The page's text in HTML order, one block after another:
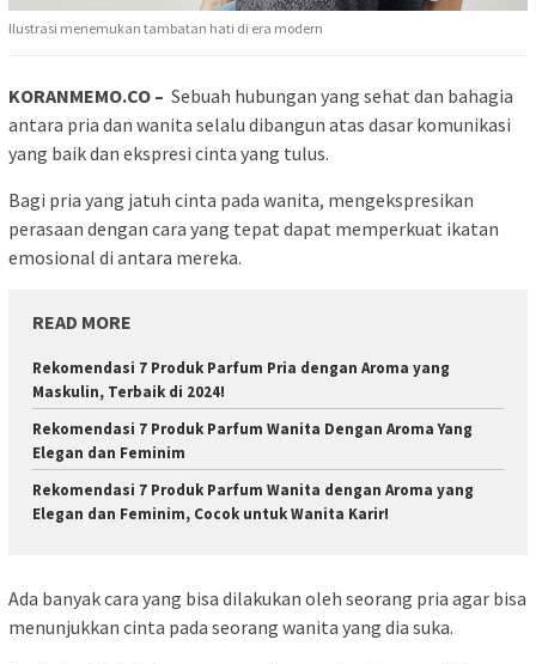
Ilustrasi menemukan tambatan hati di era modern
KORANMEMO.CO – Sebuah hubungan yang sehat dan bahagia
antara pria dan wanita selalu dibangun atas dasar komunikasi
yang baik dan ekspresi cinta yang tulus.
Bagi pria yang jatuh cinta pada wanita, mengekspresikan
perasaan dengan cara yang tepat dapat memperkuat ikatan
emosional di antara mereka.
READ MORE
Rekomendasi 7 Produk Parfum Pria dengan Aroma yang
Maskulin, Terbaik di 2024!
Rekomendasi 7 Produk Parfum Wanita Dengan Aroma Yang
Elegan dan Feminim
Rekomendasi 7 Produk Parfum Wanita dengan Aroma yang
Elegan dan Feminim, Cocok untuk Wanita Karir!
Ada banyak cara yang bisa dilakukan oleh seorang pria agar bisa
menunjukkan cinta pada seorang wanita yang dia suka.